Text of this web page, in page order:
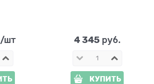
шт 4 345 руб.
КУПИТЬ